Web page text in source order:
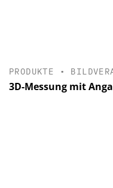
PRODUKTE •
3D-Messung mit